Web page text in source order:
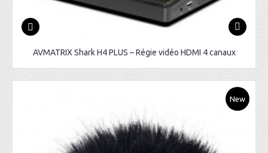
AVMATRIX Shark H4 PLUS – Régie vidéo HDMI 4 canaux
New